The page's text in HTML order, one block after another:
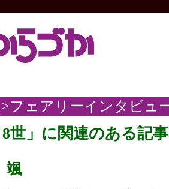
>フェアリーインタビュ
8世」に関連のある記事
颯